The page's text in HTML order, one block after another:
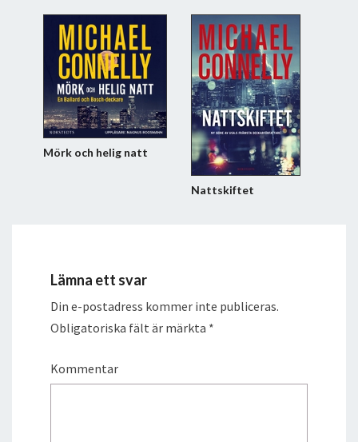
Mörk och helig natt
Nattskiftet
Lämna ett svar
Din e-postadress kommer inte publiceras.
Obligatoriska fält är märkta *
Kommentar